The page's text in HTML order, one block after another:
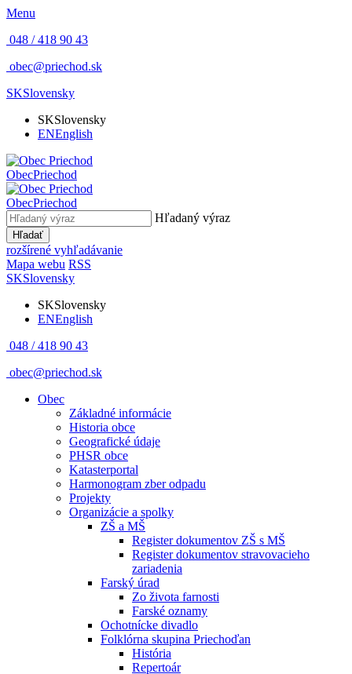
Menu
048 / 418 90 43
obec@priechod.sk
SKSlovensky
SKSlovensky
ENEnglish
ObecPriechod
ObecPriechod
Hľadaný výraz
Hľadať
rozšírené vyhľadávanie
Mapa webu RSS
SKSlovensky
SKSlovensky
ENEnglish
048 / 418 90 43
obec@priechod.sk
Obec
Základné informácie
Historia obce
Geografické údaje
PHSR obce
Katasterportal
Harmonogram zber odpadu
Projekty
Organizácie a spolky
ZŠ a MŠ
Register dokumentov ZŠ s MŠ
Register dokumentov stravovacieho
zariadenia
Farský úrad
Zo života farnosti
Farské oznamy
Ochotnícke divadlo
Folklórna skupina Priechoďan
História
Repertoár